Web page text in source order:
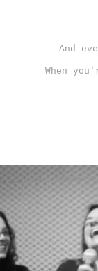
And
When